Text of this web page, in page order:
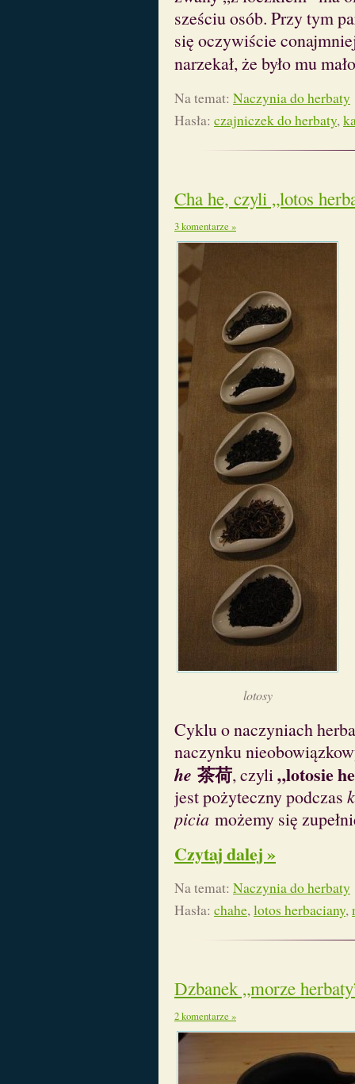
sześciu osób. Przy tym
się oczywiście
narzekał, że było mu
Na temat: Naczynia do herbaty
Hasła: czajniczek do herbaty,
Cha he, czyli „lotos
3 komentarze »
lotosy
Cyklu o naczyniach
naczynku
he 茶荷, czyli„lotosie
jest pożyteczny podczas
picia możemy się
Czytaj dalej »
Na temat: Naczynia do herbaty
Hasła: chahe,lotos herbaciany,
Dzbanek „morze
2 komentarze »